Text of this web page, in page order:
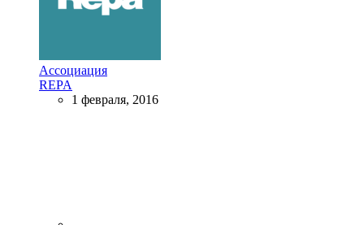
Ассоциация
REPA
1 февраля, 2016